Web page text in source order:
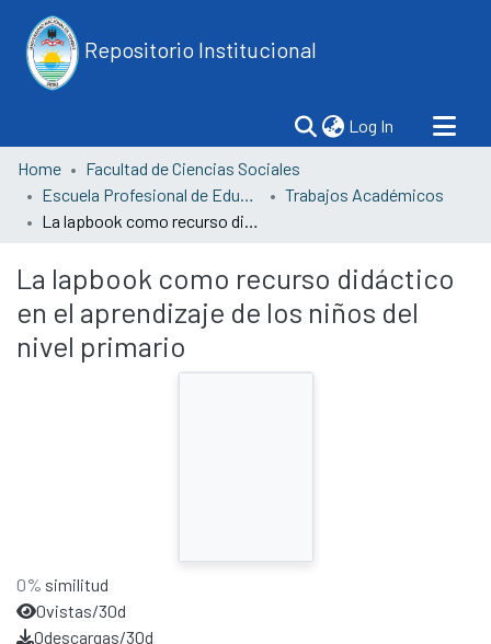
Repositorio Institucional
Log In (current)
Home
Facultad de Ciencias Sociales
Escuela Profesional de Educación
Trabajos Académicos
La lapbook como recurso didáctico en el aprendizaje de los niños del nivel primario
La lapbook como recurso didáctico
en el aprendizaje de los niños del
nivel primario
0% similitud
0vistas/30d
0descargas/30d